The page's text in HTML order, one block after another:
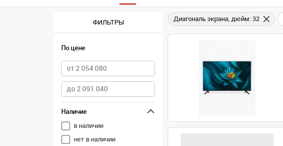
ФИЛЬТРЫ
По цене
Наличие
в наличии
нет в наличии
Диагональ экрана, дюйм: 32